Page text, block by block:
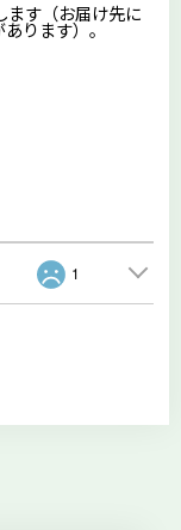
ます（お届け先に
ります）。
1